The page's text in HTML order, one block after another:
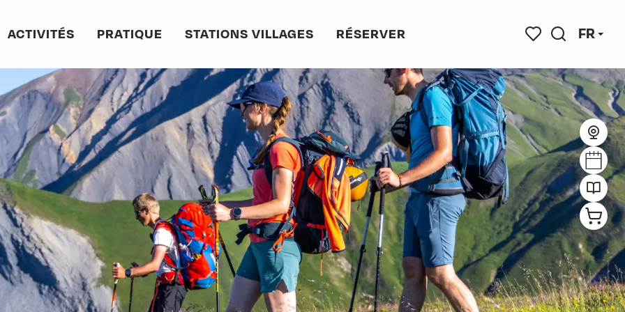
FR
ACTIVITÉS PRATIQUE STATIONS VILLAGES RÉSERVER